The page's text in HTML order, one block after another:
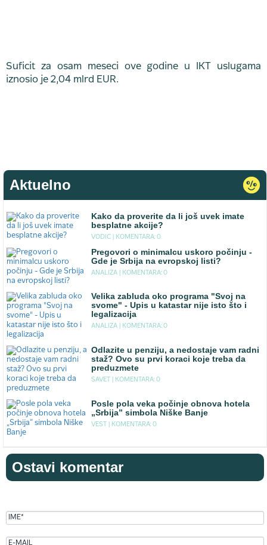
Suficit za osam meseci ove godine u IКT uslugama
iznosio je 2,04 mlrd EUR.
Aktuelno
Kako da proverite da li još uvek imate
besplatne akcije?
VODIC | KOMENTARA: 0
Pregovori o minimalcu uskoro počinju -
Gde je Srbija na evropskoj listi?
ANALIZA | KOMENTARA: 0
Velika zabluda oko programa "Svoj na
svome" - Upis u katastar nije isto što i
legalizacija
ANALIZA | KOMENTARA: 0
Odlazite u penziju, a nedostaje vam radni
staž? Ovo su prvi koraci koje treba da
preduzmete
SAVET | KOMENTARA: 0
Posle pola veka počinje obnova hotela
„Srbija” simbola Niške Banje
VEST | KOMENTARA: 0
Ostavi komentar